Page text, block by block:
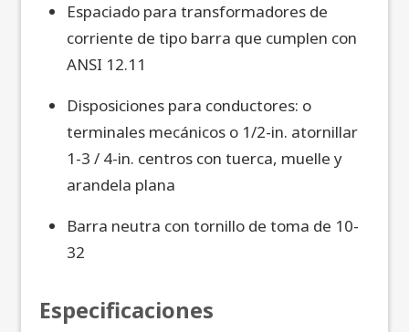
Espaciado para transformadores de
corriente de tipo barra que cumplen con
ANSI 12.11
Disposiciones para conductores: o
terminales mecánicos o 1/2-in. atornillar
1-3 / 4-in. centros con tuerca, muelle y
arandela plana
Barra neutra con tornillo de toma de 10-
32
Especificaciones